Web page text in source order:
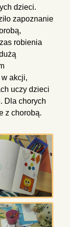
dzieci.
zapoznanie
robienia
akcji,
uczy dzieci
Dla chorych
z chorobą.